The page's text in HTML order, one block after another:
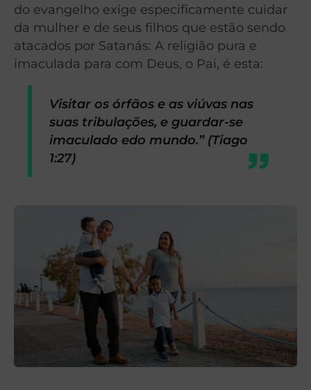
do evangelho exige especificamente cuidar
da mulher e de seus filhos que estão sendo
atacados por Satanás: A religião pura e
imaculada para com Deus, o Pai, é esta:
Visitar os órfãos e as viúvas nas
suas tribulações, e guardar-se
imaculado edo mundo.” (Tiago
1:27)